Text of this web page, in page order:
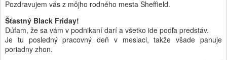
Pozdravujem vás z môjho rodného mesta Sheffield.
Šťastný Black Friday!
Dúfam, že sa vám v podnikaní darí a všetko ide podľa predstáv.
Je tu posledný pracovný deň v mesiaci, takže všade panuje
poriadny zhon.